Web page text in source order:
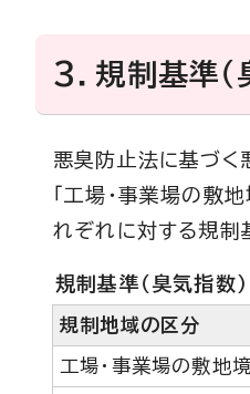
3．規制基準（
悪臭防止法に基づ
「工場・事業場の敷
れぞれに対する規制
規制基準（臭気指数）
規制地域の区分
工場・事業場の敷地